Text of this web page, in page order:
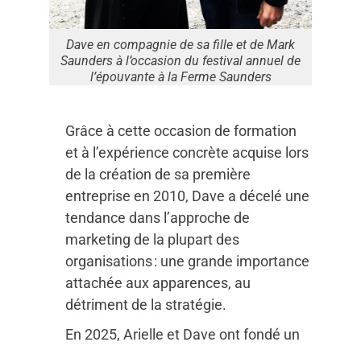
Dave en compagnie de sa fille et de Mark
Saunders à l’occasion du festival annuel de
l’épouvante à la Ferme Saunders
Grâce à cette occasion de formation
et à l’expérience concrète acquise lors
de la création de sa première
entreprise en 2010, Dave a décelé une
tendance dans l’approche de
marketing de la plupart des
organisations : une grande importance
attachée aux apparences, au
détriment de la stratégie.
En 2025, Arielle et Dave ont fondé un